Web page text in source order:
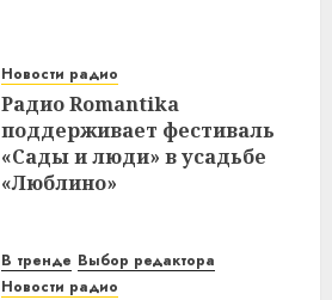
Новости радио
Радио Romantika
поддерживает фестиваль
«Сады и люди» в усадьбе
«Люблино»
В тренде Выбор редактора
Новости радио